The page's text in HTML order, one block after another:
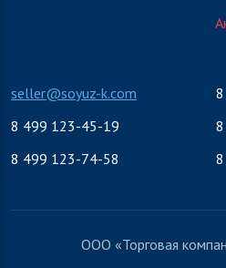
seller@soyuz-k.com
8 499 123-45-19
8 499 123-74-58
ООО «Торговая